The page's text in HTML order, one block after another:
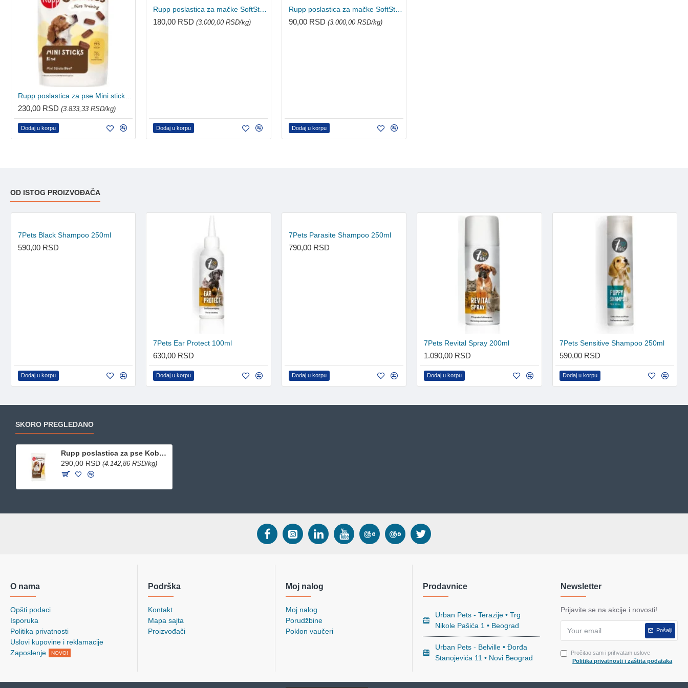
230,00 RSD (3.833,33 RSD/kg)
Dodaj u korpu
180,00 RSD(3.000,00 RSD/kg)
Dodaj u korpu
Rupp poslastica za mačke SoftSticks cat - Živina i jetra 3 komada
90,00 RSD (3.000,00 RSD/kg)
Dodaj u korpu
OD ISTOG PROIZVOĐAČA
7Pets Black Shampoo 250ml
590,00 RSD
Dodaj u korpu
7Pets Ear Protect 100ml
630,00 RSD
Dodaj u korpu
7Pets Parasite Shampoo 250ml
790,00 RSD
Dodaj u korpu
7Pets Revital Spray 200ml
1.090,00 RSD
Dodaj u korpu
7Pets Sensitive Shampoo 250ml
590,00 RSD
Dodaj u korpu
SKORO PREGLEDANO
Rupp poslastica za pse Kobasica 70g
290,00 RSD(4.142,86 RSD/kg)
O nama
Opšti podaci
Isporuka
Politika privatnosti
Uslovi kupovine i reklamacije
Zaposlenje
NOVO!
Podrška
Kontakt
Mapa sajta
Proizvođači
Moj nalog
Moj nalog
Porudžbine
Poklon vaučeri
Prodavnice
Urban Pets - Terazije • Trg
Nikole Pašića 1 • Beograd
Urban Pets - Belville • Đorđa
Stanojevića 11 • Novi Beograd
Newsletter
Prijavite se na akcije i novosti!
Pošalji
Pročitao sam i prihvatam uslove
Politika privatnosti i zaštita podataka